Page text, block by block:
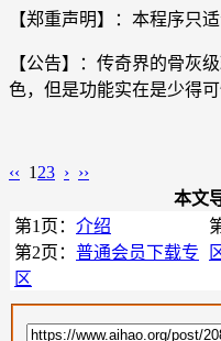
【郑重声明】：本程序只
【公告】：传奇界的骨灰
色，但是功能实在是少得
‹‹ 1 23 › ››
本文
第1页： 介绍
第2页： 普通会员下载专
区